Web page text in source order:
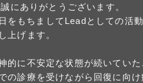
にありがとうございます。
をもちましてLeadとしての活
上げます。
的に不安定な状態が続いてい
の診療を受けながら回復に向